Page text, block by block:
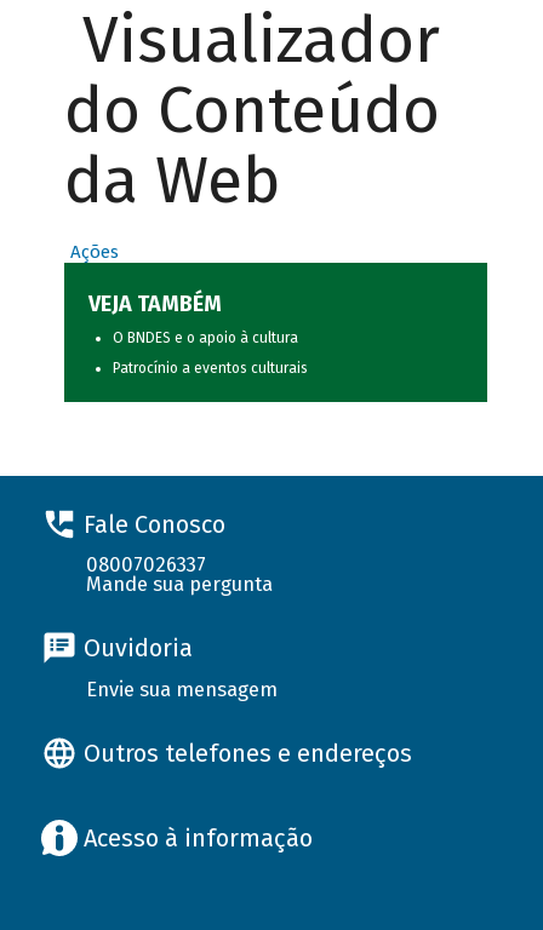
Visualizador
do Conteúdo
da Web
Ações
VEJA TAMBÉM
O BNDES e o apoio à cultura
Patrocínio a eventos culturais
Fale Conosco
08007026337
Mande sua pergunta
Ouvidoria
Envie sua mensagem
Outros telefones e endereços
Acesso à informação